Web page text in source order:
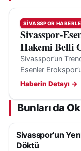
SIVASSPOR
Sivasspor-
Hakemi Belli
Sivasspor’un
Esenler
Tolga Güldibi oldu.
Haberin Detayı →
Bunları da
SIVASSPOR HABERLERI
Sivasspor'un
Döktü